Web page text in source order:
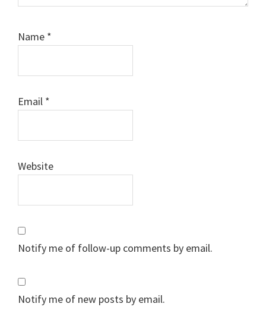
Name *
Email *
Website
Notify me of follow-up comments by email.
Notify me of new posts by email.